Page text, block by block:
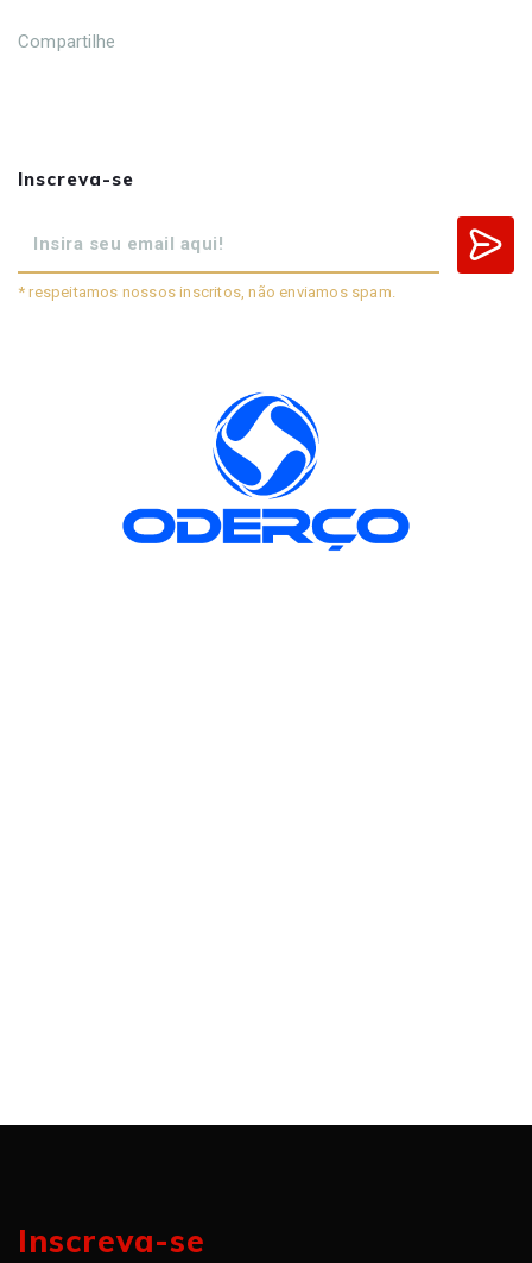
Compartilhe
Inscreva-se
* respeitamos nossos inscritos, não enviamos spam.
Inscreva-se